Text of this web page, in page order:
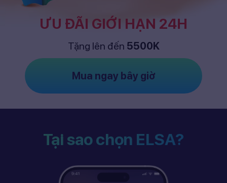
ƯU ĐÃI GIỚI HẠN 24H
Tặng lên đến 5500K
Mua ngay bây giờ
Tại sao chọn ELSA?